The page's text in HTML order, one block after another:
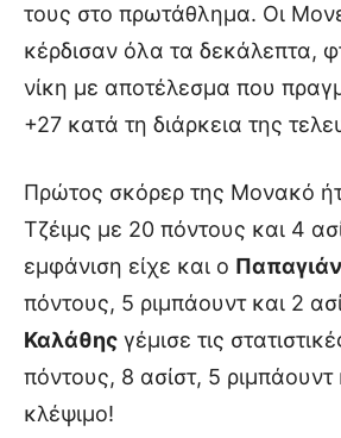
τους στο πρωτάθλημα. Οι
κέρδισαν όλα τα δεκάλεπτα,
νίκη με αποτέλεσμα που
+27 κατά τη διάρκεια της
Πρώτος σκόρερ της Μονακό
Τζέιμς με 20 πόντους και 4
εμφάνιση είχε και ο
πόντους, 5 ριμπάουντ και 2
Καλάθης γέμισε τις
πόντους, 8 ασίστ, 5 ριμπάουντ
κλέψιμο!